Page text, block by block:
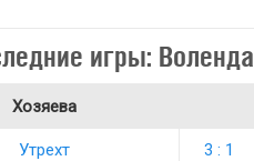
игры:
Хозяева
Утрехт 3 : 1